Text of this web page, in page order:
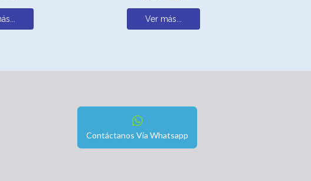
Ver más...
Contáctanos Vía Whatsapp